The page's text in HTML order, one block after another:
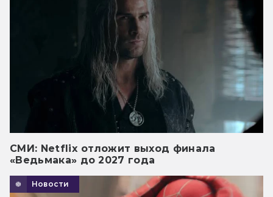
СМИ: Netflix отложит выход финала
«Ведьмака» до 2027 года
Новости